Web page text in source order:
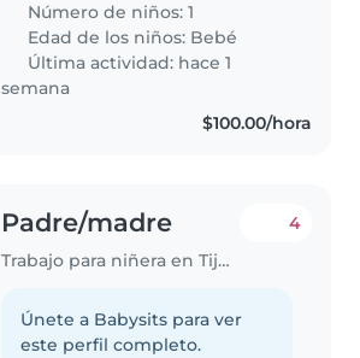
Número de niños: 1
Edad de los niños: Bebé
Última actividad: hace 1
semana
$100.00/hora
Padre/madre
Trabajo para niñera en Tijuana
4
Únete a Babysits para ver
este perfil completo.